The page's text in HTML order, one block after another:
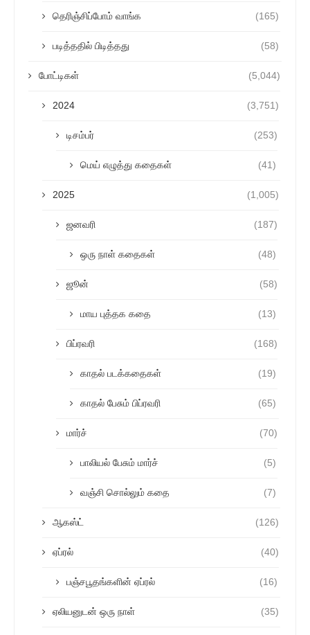
தெரிஞ்சிப்போம் வாங்க (165)
படித்ததில் பிடித்தது (58)
போட்டிகள் (5,044)
2024 (3,751)
டிசம்பர் (253)
மெய் எழுத்து கதைகள் (41)
2025 (1,005)
ஜனவரி (187)
ஒரு நாள் கதைகள் (48)
ஜூன் (58)
மாய புத்தக கதை (13)
பிப்ரவரி (168)
காதல் படக்கதைகள் (19)
காதல் பேசும் பிப்ரவரி (65)
மார்ச் (70)
பாலியல் பேசும் மார்ச் (5)
வஞ்சி சொல்லும் கதை (7)
ஆகஸ்ட் (126)
ஏப்ரல் (40)
பஞ்சபூதங்களின் ஏப்ரல் (16)
ஏலியனுடன் ஒரு நாள் (35)